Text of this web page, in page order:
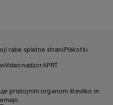
rabe spletne strani Piškotki
VideonadzorAPRT
pristojnim organom številko in